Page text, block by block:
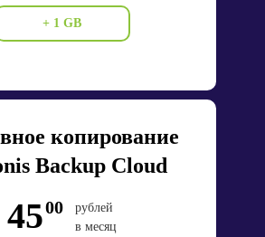
+ 1 GB
копирование
Backup Cloud
4500
рублей
в месяц